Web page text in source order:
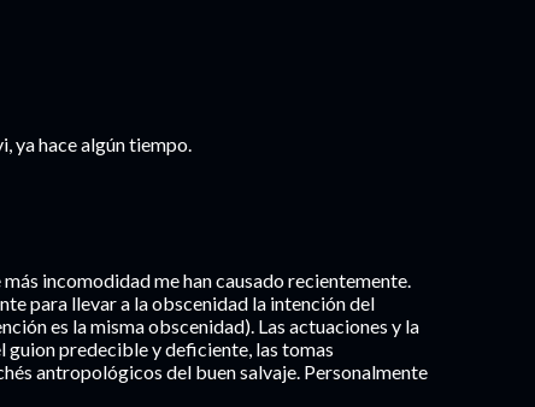
ya hace algún tiempo.
más incomodidad me han causado recientemente.
para llevar a la obscenidad la intención del
es la misma obscenidad). Las actuaciones y la
guion predecible y deficiente, las tomas
antropológicos del buen salvaje. Personalmente